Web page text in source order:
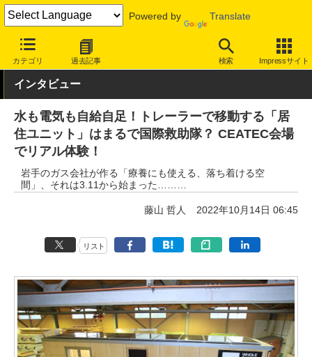
Powered by Translate
カテゴリ 過去記事 検索 Impressサイト
INTERNET Watch イベント 2022
インタビュー
水も電気も自給自足！トレーラーで移動する「居
住ユニット」はまるで国際救助隊？ CEATEC会場
でリアル体験！
岩手のガス会社が作る「療養にも使える、落ち着ける空
間」、それは3.11から始まった………
藤山 哲人 2022年10月14日 06:45
リスト